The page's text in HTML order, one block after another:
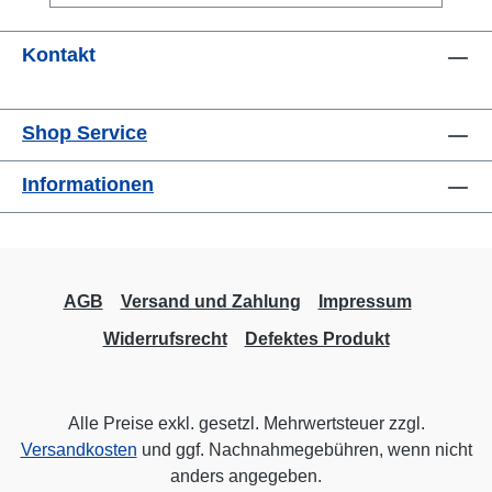
hohe Anzahl von Lastzyklen dauerfest zu
sein, sollte er bis max. 70% der Nennlast in
Nennlast in beide Richtungen belastet
werden. Für Zugkrafteinleitung mit hohen
Genauigkeitsanforderungen sollte unbedingt
die angebotene Gegenplatte verwendet
werden. Weitere im Datenblatt dargestellte
erhalten Sie auf Anfrage. Der Sensor wird mit
Kalibrierzertifikat in Druckrichtung geliefert.
Datenblatt
Kontakt
Shop Service
Informationen
AGB Versand und Zahlung
Impressum
Widerrufsrecht
Defektes Produkt
Alle Preise exkl. gesetzl. Mehrwertsteuer zzgl.
Versandkosten und ggf. Nachnahmegebühren, wenn nicht
anders angegeben.